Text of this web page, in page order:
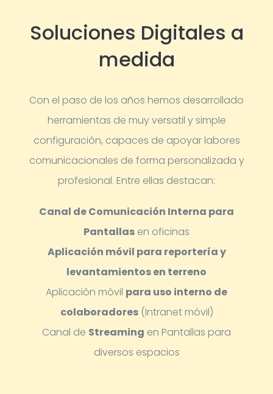
Soluciones Digitales a
medida
Con el paso de los años hemos desarrollado
herramientas de muy versatil y simple
configuración, capaces de apoyar labores
comunicacionales de forma personalizada y
profesional. Entre ellas destacan:
Canal de Comunicación Interna para
Pantallas en oficinas
Aplicación móvil para reportería y
levantamientos en terreno
Aplicación móvil para uso interno de
colaboradores(Intranet móvil)
Canal de Streaming en Pantallas para
diversos espacios